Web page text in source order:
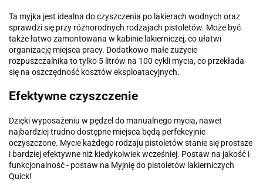
Ta myjka jest idealna do czyszczenia po lakierach wodnych oraz
sprawdzi się przy różnorodnych rodzajach pistoletów. Może być
także łatwo zamontowana w kabinie lakierniczej, co ułatwi
organizację miejsca pracy. Dodatkowo małe zużycie
rozpuszczalnika to tylko 5 litrów na 100 cykli mycia, co przekłada
się na oszczędność kosztów eksploatacyjnych.
Efektywne czyszczenie
Dzięki wyposażeniu w pędzel do manualnego mycia, nawet
najbardziej trudno dostępne miejsca będą perfekcyjnie
oczyszczone. Mycie każdego rodzaju pistoletów stanie się prostsze
i bardziej efektywne niż kiedykolwiek wcześniej. Postaw na jakość i
funkcjonalność - postaw na Myjnię do pistoletów lakierniczych
Quick!